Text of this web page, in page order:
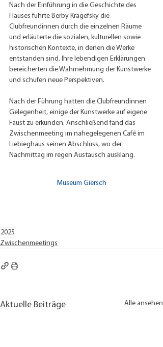
Nach der Einführung in die Geschichte des
Hauses führte Berby Krägefsky die
Clubfreundinnen durch die einzelnen Räume
und erläuterte die sozialen, kulturellen sowie
historischen Kontexte, in denen die Werke
entstanden sind. Ihre lebendigen Erklärungen
bereicherten die Wahrnehmung der Kunstwerke
und schufen neue Perspektiven.
Nach der Führung hatten die Clubfreundinnen
Gelegenheit, einige der Kunstwerke auf eigene
Faust zu erkunden. Anschließend fand das
Zwischenmeeting im nahegelegenen Café im
Liebieghaus seinen Abschluss, wo der
Nachmittag im regen Austausch ausklang.
Museum Giersch
2025
Zwischenmeetings
Aktuelle Beiträge Alle ansehen